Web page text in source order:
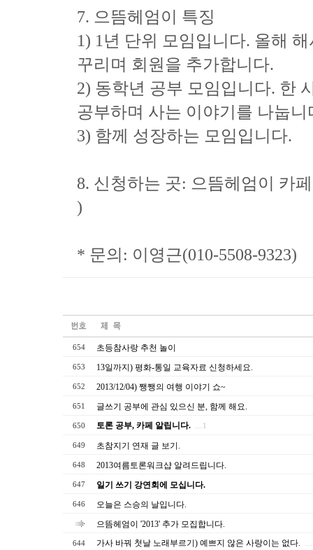
7. 으뜸헤엄이 특징
1) 1년 단위 모임입니다. 올해
꾸리며 회원을 추가합니다.
2) 동학년 공부 모임입니다. 한
공부하며 사는 이야기를 나눕니
3) 함께 성장하는 모임입니다.
8. 신청하는 곳: 으뜸헤엄이 카
)
* 문의: 이영근(010-5508-9323)
654 초등참사랑 추천 놀이
653 13일까지) 평화-통일 교육자료 신청하세요.
652 2013/12/04) 쨍쨍의 여행 이야기 쇼~
651 글쓰기 공부에 관심 있으신 분, 함께 해요.
650 토론 공부, 카페 알립니다. …1
649 초참지기 연재 글 보기.
648 2013여름토론워크샵 알려드립니다.
647 일기 쓰기 강연회에 모십니다.
646
오늘은 스승의 날입니다.
으뜸헤엄이 '2013' 추가 모집합니다.
644 가사 바꿔 첫날 노래부르기) 예쁘지 않은 사랑이는 없다.